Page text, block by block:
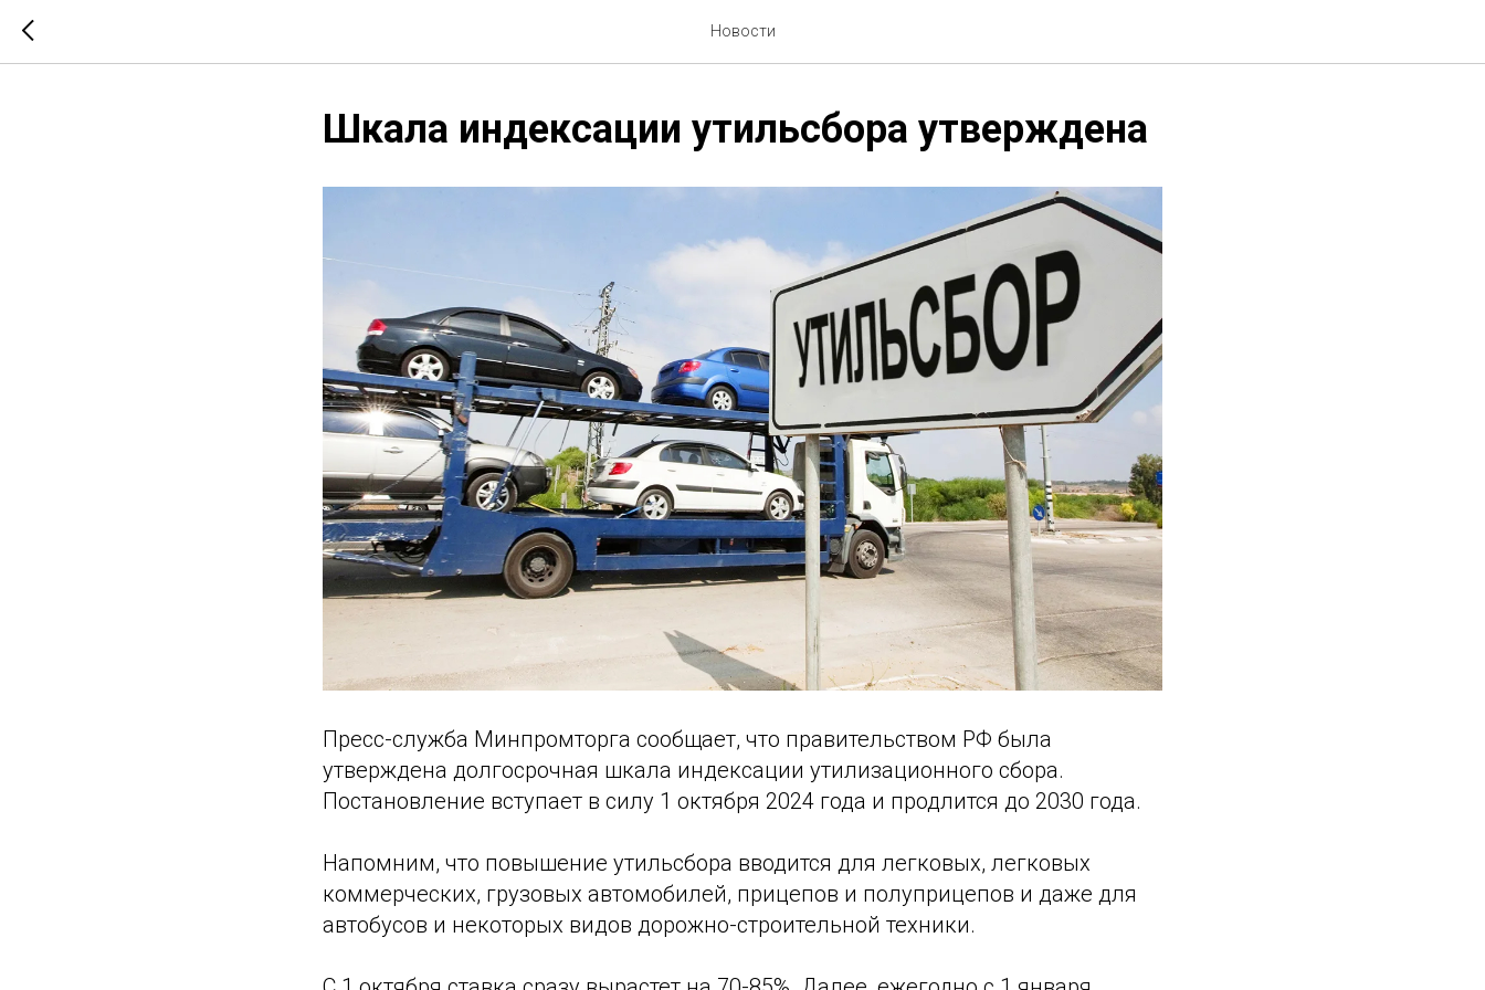
Новости
Шкала индексации утильсбора утверждена
Пресс-служба Минпромторга сообщает, что правительством РФ была
утверждена долгосрочная шкала индексации утилизационного сбора.
Постановление вступает в силу 1 октября 2024 года и продлится до 2030 года.
Напомним, что повышение утильсбора вводится для легковых, легковых
коммерческих, грузовых автомобилей, прицепов и полуприцепов и даже для
автобусов и некоторых видов дорожно-строительной техники.